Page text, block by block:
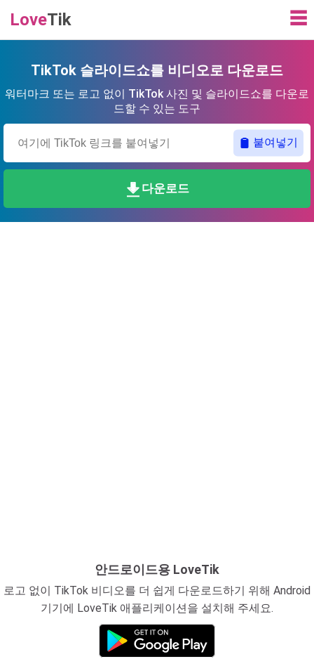
LoveTik ☰
TikTok 슬라이드쇼를 비디오로 다운로드
워터마크 또는 로고 없이 TikTok 사진 및 슬라이드쇼를 다운로
드할 수 있는 도구
붙여넣기
다운로드
안드로이드용 LoveTik
로고 없이 TikTok 비디오를 더 쉽게 다운로드하기 위해 Android
기기에 LoveTik 애플리케이션을 설치해 주세요.